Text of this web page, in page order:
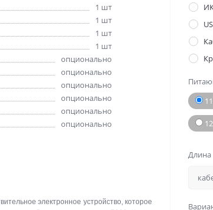
1 шт
1 шт
1 шт
1 шт
опционально
опционально
опционально
опционально
опционально
опционально
электронное устройство, которое
Длина